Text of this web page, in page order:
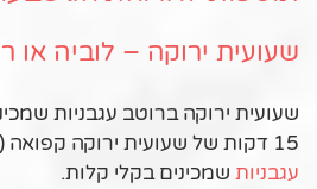
שעועית ירוקה – לוביה או
שעועית ירוקה ברוטב עגבניות
15 דקות של שעועית ירוקה קפואה (או טרייה) ב
עגבניות שמכינים בקלי קלות.